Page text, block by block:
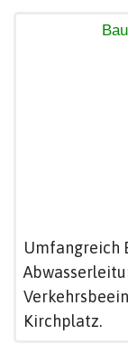
Umfangreich
Kirchplatz.